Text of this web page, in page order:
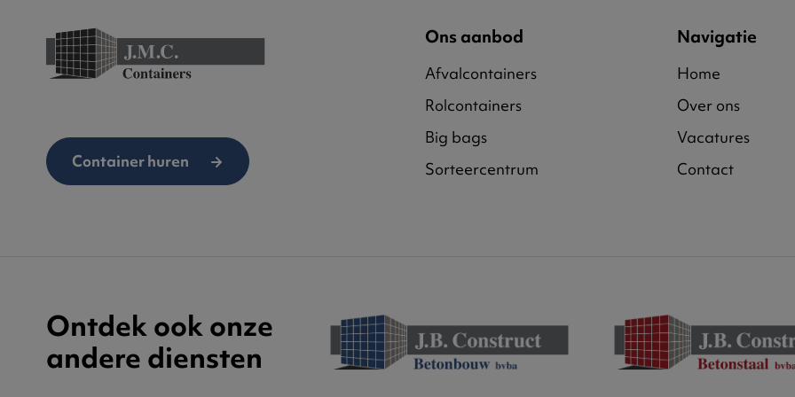
Container huren
Ons aanbod
Afvalcontainers
Rolcontainers
Big bags
Sorteercentrum
Navigatie
Home
Over ons
Vacatures
Contact
Ontdek ook onze
andere diensten